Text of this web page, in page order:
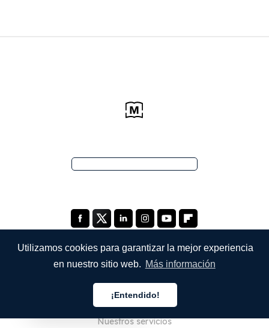
Utilizamos cookies para garantizar la mejor experiencia
en nuestro sitio web. Más información
¡Entendido!
Quiénes somos
Nuestros servicios
Español